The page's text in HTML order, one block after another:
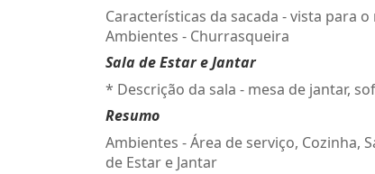
Características da sacada - vista para o
Ambientes - Churrasqueira
Sala de Estar e Jantar
* Descrição da sala - mesa de jantar,
Resumo
Ambientes - Área de serviço, Cozinha,
de Estar e Jantar